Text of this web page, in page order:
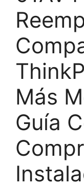
Más
Guía